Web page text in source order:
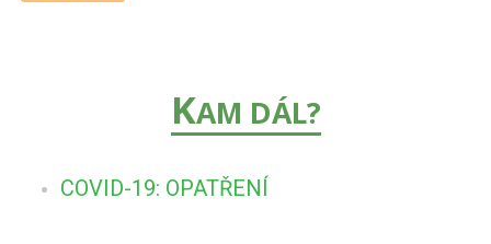
KAM DÁL?
COVID-19: OPATŘENÍ